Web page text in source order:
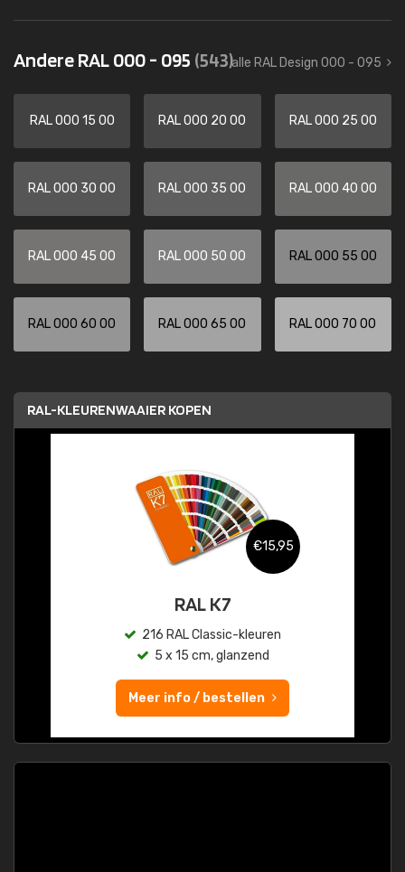
Andere RAL 000 - 095 (543)alle RAL Design 000 - 095
RAL 000 15 00 RAL 000 20 00 RAL 000 25 00
RAL 000 30 00 RAL 000 35 00 RAL 000 40 00
RAL 000 45 00 RAL 000 50 00 RAL 000 55 00
RAL 000 60 00 RAL 000 65 00 RAL 000 70 00
RAL-KLEURENWAAIER KOPEN
€15,95
RAL K7
216 RAL Classic-kleuren
5 x 15 cm, glanzend
Meer info / bestellen